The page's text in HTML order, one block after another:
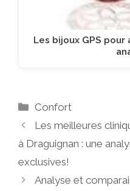
Les bijoux GPS pour
Catégories
Confort
Les meilleures
à Draguignan : une
exclusives!
Analyse et